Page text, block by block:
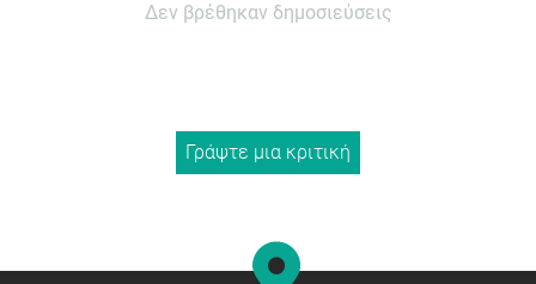
Δεν βρέθηκαν δημοσιεύσεις
Γράψτε μια κριτική